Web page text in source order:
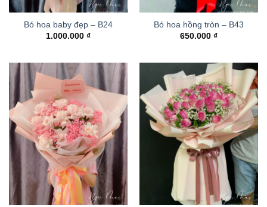
Bó hoa baby đẹp – B24
1.000.000 ₫
Bó hoa hồng tròn – B43
650.000 ₫